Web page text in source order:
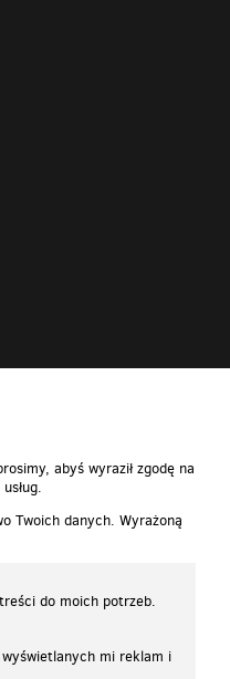
abyś wyraził zgodę na
Twoich danych. Wyrażoną
do moich potrzeb.
mi reklam i